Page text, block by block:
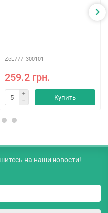
ZeL777_300101
259.2 грн.
Купить
на наши новости!